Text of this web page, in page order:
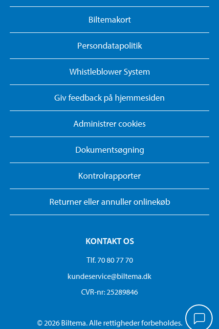
Biltemakort
Persondatapolitik
Whistleblower System
Giv feedback på hjemmesiden
Administrer cookies
Dokumentsøgning
Kontrolrapporter
Returner eller annuller onlinekøb
KONTAKT OS
Tlf. 70 80 77 70
kundeservice@biltema.dk
CVR-nr: 25289846
© 2026 Biltema. Alle rettigheder forbeholdes.